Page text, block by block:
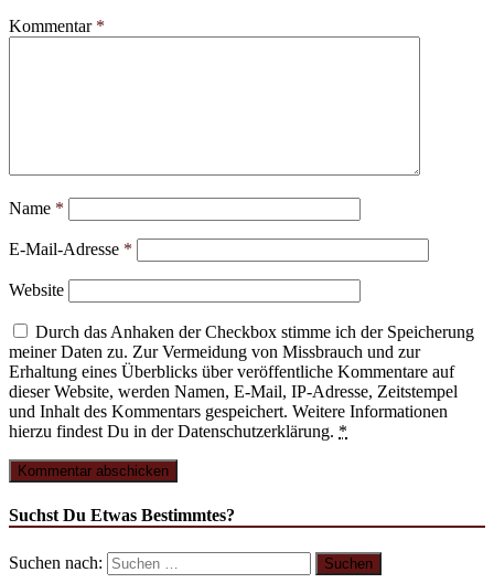
Kommentar *
Name *
E-Mail-Adresse *
Website
Durch das Anhaken der Checkbox stimme ich der Speicherung
meiner Daten zu. Zur Vermeidung von Missbrauch und zur
Erhaltung eines Überblicks über veröffentliche Kommentare auf
dieser Website, werden Namen, E-Mail, IP-Adresse, Zeitstempel
und Inhalt des Kommentars gespeichert. Weitere Informationen
hierzu findest Du in der Datenschutzerklärung. *
Suchst Du Etwas Bestimmtes?
Suchen nach: